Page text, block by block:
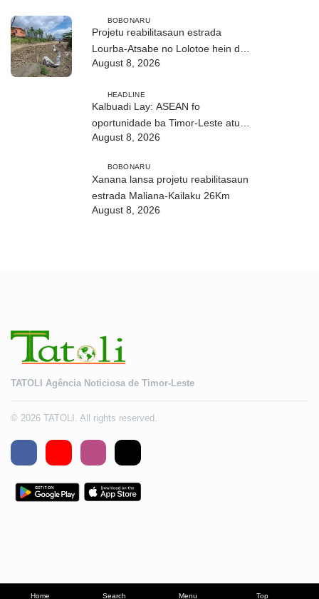
Home Search Menu Top
BOBONARU
Projetu reabilitasaun estrada
Lourba-Atsabe no Lolotoe hein de’it
vistu tribunál
August 8, 2026
HEADLINE
Kalbuadi Lay: ASEAN fo
oportunidade ba Timor-Leste atu
aselera transformasaun ekonómika
August 8, 2026
BOBONARU
Xanana lansa projetu reabilitasaun
estrada Maliana-Kailaku 26Km
August 8, 2026
TATOLI Agência Noticiosa de Timor-Leste
© 2026 TATOLI. All rights reserved.